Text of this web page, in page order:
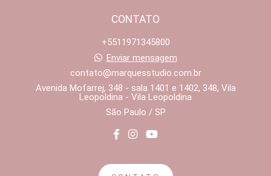
CONTATO
+5511971345800
Enviar mensagem
contato@marquesstudio.com.br
Avenida Mofarrej, 348 - sala 1401 e 1402, 348, Vila
Leopoldina - Vila Leopoldina
São Paulo / SP